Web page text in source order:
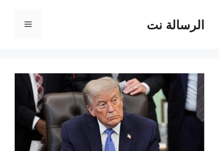
المحتوىالرسالة نت القائمة